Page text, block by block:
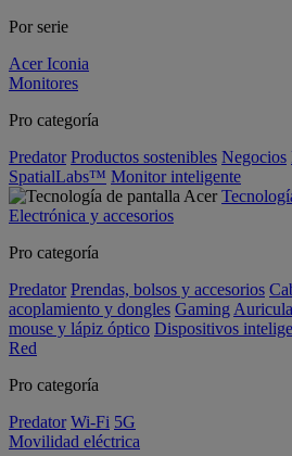
Por serie
Acer Iconia
Monitores
Pro categoría
Predator Productos sostenibles Negocios
SpatialLabs™ Monitor inteligente
Electrónica y accesorios
Pro categoría
Predator Prendas, bolsos y accesorios
acoplamiento y dongles Gaming
mouse y lápiz óptico Dispositivos
Red
Pro categoría
Predator Wi-Fi 5G
Movilidad eléctrica